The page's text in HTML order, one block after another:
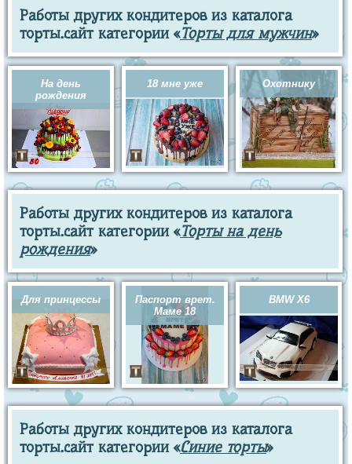
Работы других кондитеров из каталога
торты.сайт категории «Торты для мужчин»
На день
рождения
18 мне уже Охотнику
Работы других кондитеров из каталога
торты.сайт категории «Торты на день
рождения»
Для принцессы
Паспорт врет.
Маме 18
BMW X6
Работы других кондитеров из каталога
торты.сайт категории «Синие торты»